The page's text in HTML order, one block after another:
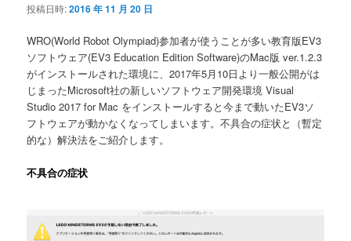
投稿日時:2016 年 11 月 20 日
WRO(World Robot Olympiad)参加者が使うことが多い教育版EV3
ソフトウェア(EV3 Education Edition Software)のMac版 ver.1.2.3
がインストールされた環境に、2017年5月10日より一般公開がは
じまったMicrosoft社の新しいソフトウェア開発環境 Visual
Studio 2017 for Mac をインストールすると今まで動いたEV3ソ
フトウェアが動かなくなってしまいます。不具合の症状と（暫定
的な）解決法をご紹介します。
不具合の症状